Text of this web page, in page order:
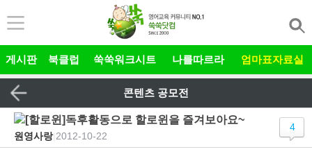
게시판 북클럽 쑥쑥워크시트 나를따르라 엄마표자료실
콘텐츠 공모전
[할로윈]독후활동으로 할로윈을 즐겨보아요~
원영사랑| 2012-10-22
4